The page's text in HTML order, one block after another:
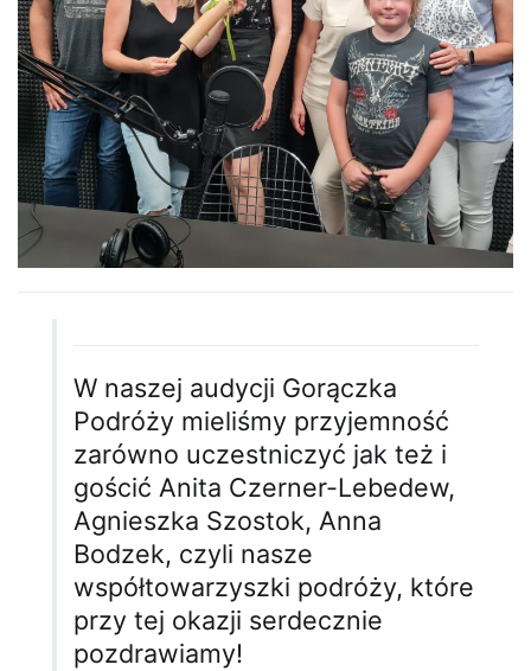
W naszej audycji Gorączka
Podróży mieliśmy przyjemność
zarówno uczestniczyć jak też i
gościć Anita Czerner-Lebedew,
Agnieszka Szostok, Anna
Bodzek, czyli nasze
współtowarzyszki podróży, które
przy tej okazji serdecznie
pozdrawiamy!